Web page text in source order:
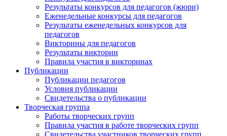
Конкурсы для педагогов
Результаты конкурсов для педагогов (жюри)
Еженедельные конкурсы для педагогов
Результаты еженедельных конкурсов для
педагогов
Викторины для педагогов
Результаты викторин
Правила участия в викторинах
Публикации
Публикации педагогов
Условия публикации
Свидетельства о публикации
Творческая группа
Работы творческих групп
Правила участия в работе творческих групп